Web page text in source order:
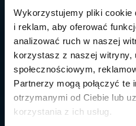
Wykorzystujemy pliki cookie
i reklam, aby oferować
analizować ruch w naszej
korzystasz z naszej witryny,
społecznościowym,
Partnerzy mogą połączyć te
otrzymanymi od Ciebie lub
korzystania z ich usług.